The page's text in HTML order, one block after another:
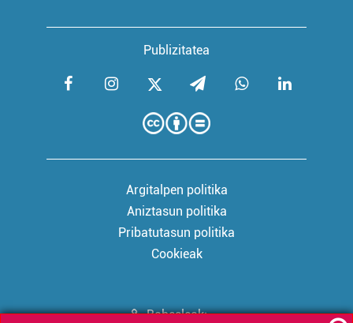
Publizitatea
Argitalpen politika
Aniztasun politika
Pribatutasun politika
Cookieak
Babesleak: